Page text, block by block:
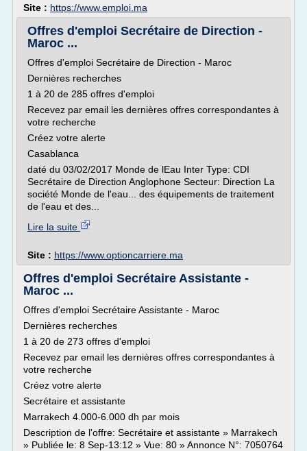
Site : https://www.emploi.ma
Offres d'emploi Secrétaire de Direction -
Maroc ...
Offres d'emploi Secrétaire de Direction - Maroc
Dernières recherches
1 à 20 de 285 offres d'emploi
Recevez par email les dernières offres correspondantes à
votre recherche
Créez votre alerte
Casablanca
daté du 03/02/2017 Monde de lEau Inter Type: CDI
Secrétaire de Direction Anglophone Secteur: Direction La
société Monde de l'eau... des équipements de traitement
de l'eau et des...
Lire la suite
Site : https://www.optioncarriere.ma
Offres d'emploi Secrétaire Assistante -
Maroc ...
Offres d'emploi Secrétaire Assistante - Maroc
Dernières recherches
1 à 20 de 273 offres d'emploi
Recevez par email les dernières offres correspondantes à
votre recherche
Créez votre alerte
Secrétaire et assistante
Marrakech 4.000-6.000 dh par mois
Description de l'offre: Secrétaire et assistante » Marrakech
» Publiée le: 8 Sep-13:12 » Vue: 80 » Annonce N°: 7050764